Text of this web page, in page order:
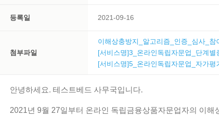
등록일 2021-09-16
첨부파일
이해상충방지_알고리즘_인증_심사_참
[서비스명]3_온라인독립자문업_단계
[서비스명]5_온라인독립자문업_자가
안녕하세요. 테스트베드 사무국입니다.
2021년 9월 27일부터 온라인 독립금융상품자문업자의 이